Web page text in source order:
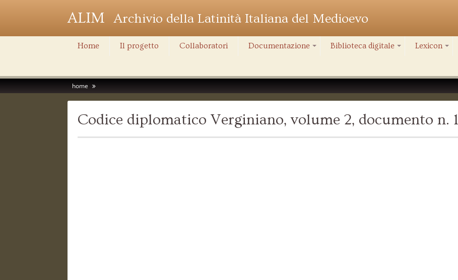
ALIM Archivio della Latinità Italiana del Medioevo
Home Il progetto Collaboratori Documentazione Biblioteca digitale Lexicon
home
Codice diplomatico Verginiano, volume 2, documento n.